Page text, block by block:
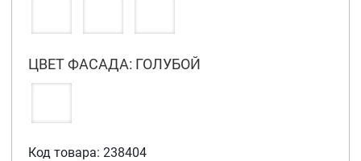
ЦВЕТ ФАСАДА: ГОЛУБОЙ
Код товара: 238404